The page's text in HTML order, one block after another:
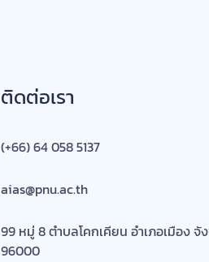
ติดต่อเรา
(+66) 64 058 5137
aias@pnu.ac.th
99 หมู่ 8 ตำบลโคกเคียน อำเภอเมือง จั
96000